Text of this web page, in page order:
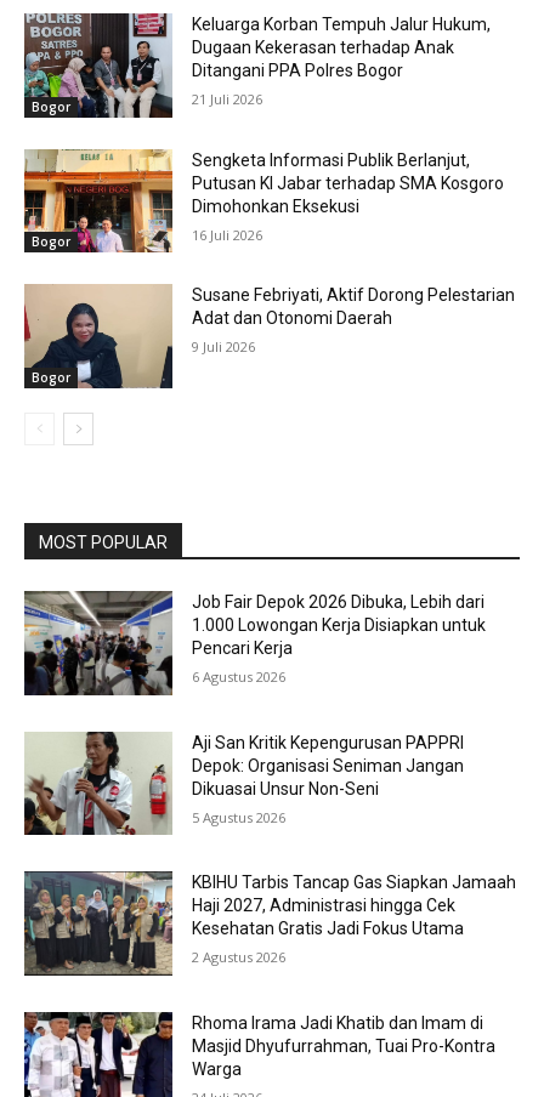
Bogor
Keluarga Korban Tempuh Jalur Hukum,
Dugaan Kekerasan terhadap Anak
Ditangani PPA Polres Bogor
21 Juli 2026
Bogor
Sengketa Informasi Publik Berlanjut,
Putusan KI Jabar terhadap SMA Kosgoro
Dimohonkan Eksekusi
16 Juli 2026
Bogor
Susane Febriyati, Aktif Dorong Pelestarian
Adat dan Otonomi Daerah
9 Juli 2026
MOST POPULAR
Job Fair Depok 2026 Dibuka, Lebih dari
1.000 Lowongan Kerja Disiapkan untuk
Pencari Kerja
6 Agustus 2026
Aji San Kritik Kepengurusan PAPPRI
Depok: Organisasi Seniman Jangan
Dikuasai Unsur Non-Seni
5 Agustus 2026
KBIHU Tarbis Tancap Gas Siapkan Jamaah
Haji 2027, Administrasi hingga Cek
Kesehatan Gratis Jadi Fokus Utama
2 Agustus 2026
Rhoma Irama Jadi Khatib dan Imam di
Masjid Dhyufurrahman, Tuai Pro-Kontra
Warga